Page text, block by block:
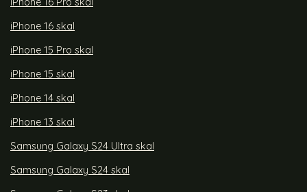
iPhone 16 skal
iPhone 15 Pro skal
iPhone 15 skal
iPhone 14 skal
iPhone 13 skal
Samsung Galaxy S24 Ultra skal
Samsung Galaxy S24 skal